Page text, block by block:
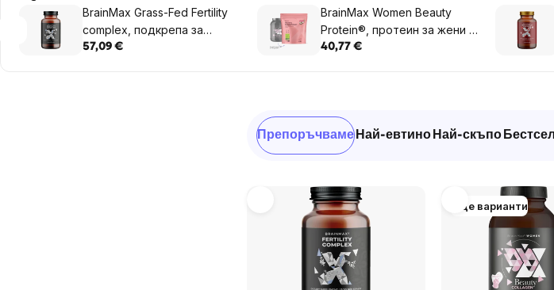
BrainMax Grass-Fed Fertility
complex, подкрепа за
плодовитост, 240 капсули
57,09 €
BrainMax Women Beauty
Protein®, протеин за жени с
колаген, кератин и
40,77 €
Сортиране
на
продукти
Препоръчваме Най-евтино Най-скъпо
products
Още варианти